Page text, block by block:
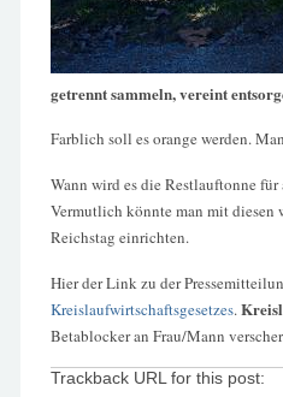
getrennt sammeln, vereint
Farblich soll es orange werden.
Wann wird es die Restlauftonne
Vermutlich könnte man mit diesen
Reichstag einrichten.
Hier der Link zu der
Kreislaufwirtschaftsgesetzes.
Betablocker an Frau/Mann
Trackback URL for this post: